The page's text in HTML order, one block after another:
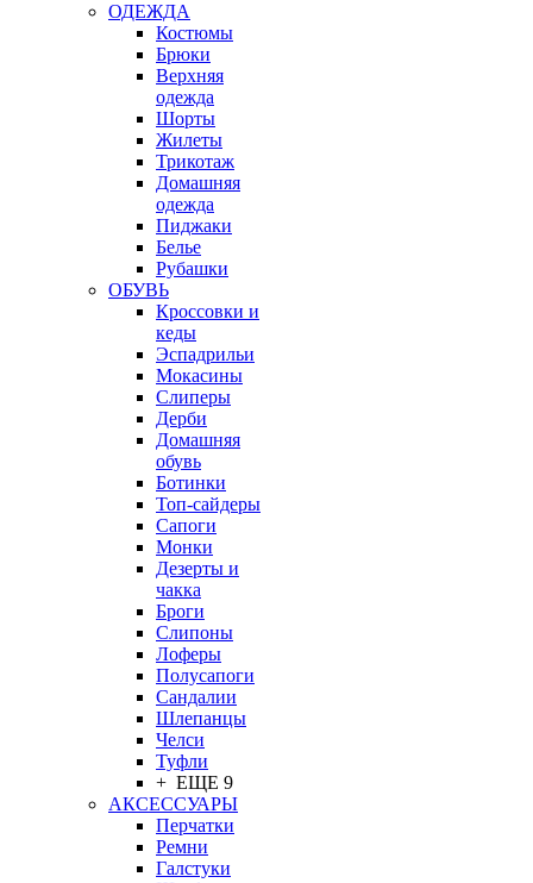
ОДЕЖДА
Костюмы
Брюки
Верхняя
одежда
Шорты
Жилеты
Трикотаж
Домашняя
одежда
Пиджаки
Белье
Рубашки
ОБУВЬ
Кроссовки и
кеды
Эспадрильи
Мокасины
Слиперы
Дерби
Домашняя
обувь
Ботинки
Топ-сайдеры
Сапоги
Монки
Дезерты и
чакка
Броги
Слипоны
Лоферы
Полусапоги
Сандалии
Шлепанцы
Челси
Туфли
+ ЕЩЕ 9
АКСЕССУАРЫ
Перчатки
Ремни
Галстуки